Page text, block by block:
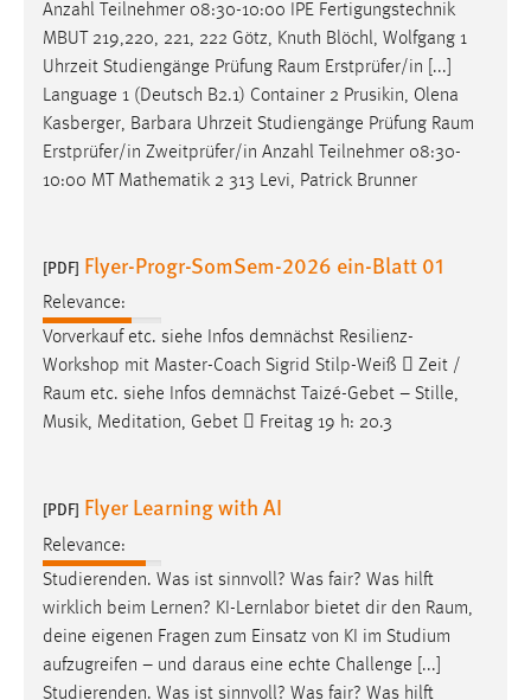
Anzahl Teilnehmer 08:30-10:00 IPE Fertigungstechnik
MBUT 219,220, 221, 222 Götz, Knuth Blöchl, Wolfgang 1
Uhrzeit Studiengänge Prüfung Raum Erstprüfer/in [...]
Language 1 (Deutsch B2.1) Container 2 Prusikin, Olena
Kasberger, Barbara Uhrzeit Studiengänge Prüfung Raum
Erstprüfer/in Zweitprüfer/in Anzahl Teilnehmer 08:30-
10:00 MT Mathematik 2 313 Levi, Patrick Brunner
[PDF] Flyer-Progr-SomSem-2026 ein-Blatt 01
Relevance:
Vorverkauf etc. siehe Infos demnächst Resilienz-
Workshop mit Master-Coach Sigrid Stilp-Weiß  Zeit /
Raum etc. siehe Infos demnächst Taizé-Gebet – Stille,
Musik, Meditation, Gebet  Freitag 19 h: 20.3
[PDF] Flyer Learning with AI
Relevance:
Studierenden. Was ist sinnvoll? Was fair? Was hilft
wirklich beim Lernen? KI-Lernlabor bietet dir den Raum,
deine eigenen Fragen zum Einsatz von KI im Studium
aufzugreifen – und daraus eine echte Challenge [...]
Studierenden. Was ist sinnvoll? Was fair? Was hilft